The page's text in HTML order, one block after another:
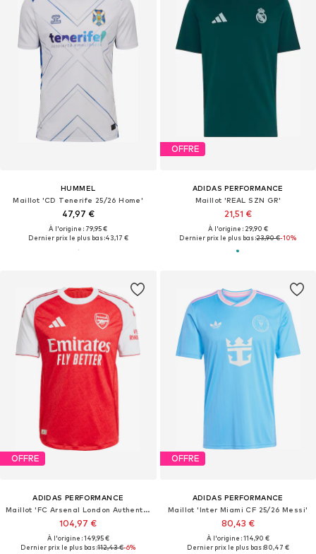
HUMMEL
Maillot 'CD Tenerife 25/26 Home'
47,97 €
À l'origine : 79,95 €
Dernier prix le plus bas :43,17 €
OFFRE
ADIDAS PERFORMANCE
Maillot 'REAL SZN GR'
21,51 €
À l'origine : 29,90 €
Dernier prix le plus bas :23,90 €-10%
OFFRE
ADIDAS PERFORMANCE
Maillot 'FC Arsenal London Authentic 2025/2026'
104,97 €
À l'origine : 149,95 €
Dernier prix le plus bas :112,43 €-6%
OFFRE
ADIDAS PERFORMANCE
Maillot 'Inter Miami CF 25/26 Messi'
80,43 €
À l'origine : 114,90 €
Dernier prix le plus bas :80,47 €